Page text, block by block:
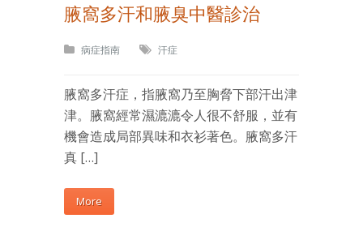
腋窩多汗和腋臭中醫診治
病症指南 汗症
腋窩多汗症，指腋窩乃至胸脅下部汗出津
津。腋窩經常濕漉漉令人很不舒服，並有
機會造成局部異味和衣衫著色。腋窩多汗
真 […]
More